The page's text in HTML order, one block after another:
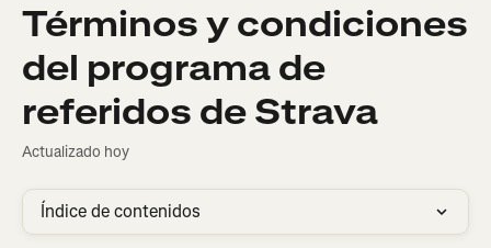
Términos y condiciones
del programa de
referidos de Strava
Actualizado hoy
Índice de contenidos